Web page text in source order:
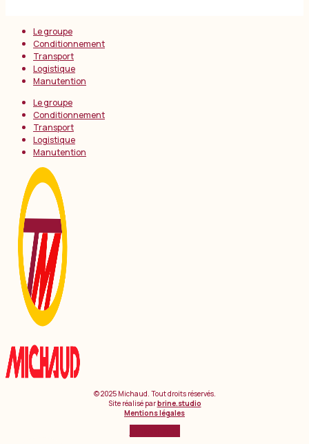
Le groupe
Conditionnement
Transport
Logistique
Manutention
Le groupe
Conditionnement
Transport
Logistique
Manutention
© 2025 Michaud. Tout droits réservés.
Site réalisé parbrine.studio
Mentions légales